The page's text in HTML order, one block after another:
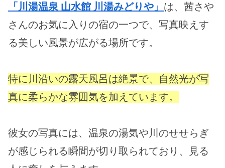
「川湯温泉 山水館 川湯みどりや」 は、茜さや
さんのお気に入りの宿の一つで、写真映えす
る美しい風景が広がる場所です。
特に川沿いの露天風呂は絶景で、自然光が写
真に柔らかな雰囲気を加えています。
彼女の写真には、温泉の湯気や川のせせらぎ
が感じられる瞬間が切り取られており、見る